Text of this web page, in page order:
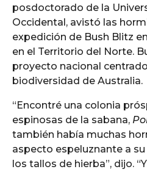
posdoctorado de la
Occidental, avistó las
expedición de Bush Blitz
en el Territorio del Norte.
proyecto nacional
biodiversidad de Australia.
“Encontré una colonia
espinosas de la sabana,
también había muchas
aspecto espeluznante a
los tallos de hierba”, dijo.